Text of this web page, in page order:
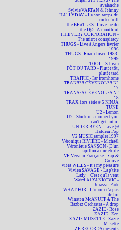
avalanche
Sylvie VARTAN & Johnny
HALLYDAY - Le bon temps du
rock'n'roll
the BEATLES - Love me do
the DØ - A mouthful
THIEVERY CORPORATION -
The mirror conspiracy
THUGS - Live à Angers février
1996
THUGS - Road closed 1983-
1999
TOOL - Schism
TÔT OU TARD - Plutôt tôt,
plutôt tard
TRAFFIC - Far from home
TRANSES CÉVENOLES N°
17
TRANSES CÉVENOLES N°
18
TRAX hors série # 5 NINJA
TUNE
U2 - Lemon
U2 - Stuck in a moment you
can't get out of
UNDER BYEN - Live @
Haldern Pop
V2 MUSIC sampler 1997
Véronique RIVIÈRE - Michaël
Véronique SANSON - D'un
papillon à une étoile
VF-Version Française - Rap &
Groove
Viola WILLS - It's my pleasure
Vivien SAVAGE - La p'tite
Lady + C'est qu'le vent
Weird Al YANKOVIC -
Jurassic Park
WHAT FOR - L'amour n'a pas
de loi
Winston McANUFF & The
Bazbaz Orchestra - A drop
ZAZIE - Rose
ZAZIE - Zen
ZAZIE MUSETTE - Zazie
Musette
ZE RECORDS presents